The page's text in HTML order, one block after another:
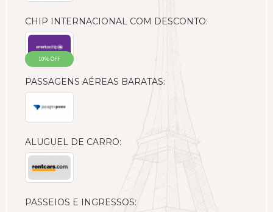
CHIP INTERNACIONAL COM DESCONTO:
10% OFF
PASSAGENS AÉREAS BARATAS:
ALUGUEL DE CARRO:
PASSEIOS E INGRESSOS: